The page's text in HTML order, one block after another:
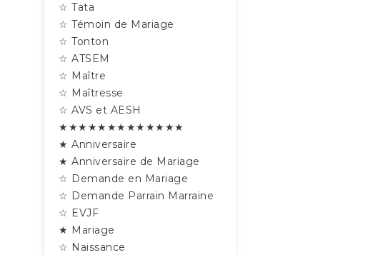
☆ Tata
☆ Témoin de Mariage
☆ Tonton
☆ ATSEM
☆ Maître
☆ Maîtresse
☆ AVS et AESH
★★★★★★★★★★★★★
★ Anniversaire
★ Anniversaire de Mariage
☆ Demande en Mariage
☆ Demande Parrain Marraine
☆ EVJF
★ Mariage
☆ Naissance